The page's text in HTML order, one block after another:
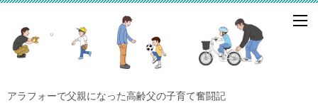
アラフォーで父親になった高齢父の子育て奮闘記